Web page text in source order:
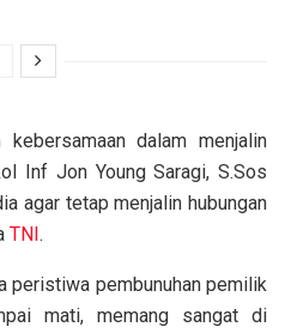
dalam menjalin
Inf Jon Young Saragi, S.Sos
agar tetap menjalin hubungan
TNI.
peristiwa pembunuhan pemilik
mati, memang sangat di